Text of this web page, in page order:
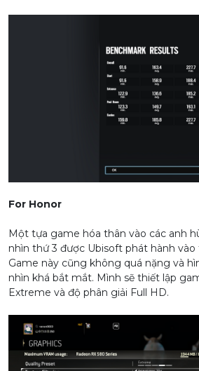
For Honor
Một tựa game hóa thân vào các anh
nhìn thứ 3 được Ubisoft phát hành vào
Game này cũng không quá nặng và
nhìn khá bắt mắt. Mình sẽ thiết lập
Extreme và độ phân giải Full HD.